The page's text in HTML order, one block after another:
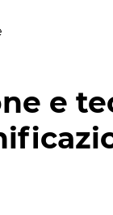
di
erbe
e
e